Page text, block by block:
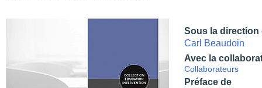
Sous la direction
Carl Beaudoin
Avec la
Collaborateurs
Préface de